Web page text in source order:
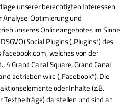
unserer berechtigten Interessen
Analyse, Optimierung und
unseres Onlineangebotes im Sinne
Social Plugins („Plugins“) des
welches von der
4 Grand Canal Square, Grand Canal
betrieben wird („Facebook“). Die
oder Inhalte (z.B.
Textbeiträge) darstellen und sind an